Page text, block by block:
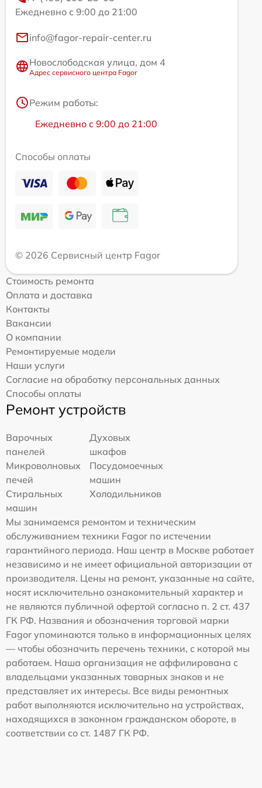
Ежедневно с 9:00 до 21:00
info@fagor-repair-center.ru
Новослободская улица, дом 4
Адрес сервисного центра Fagor
Режим работы:
Ежедневно с 9:00 до 21:00
Способы оплаты
© 2026 Сервисный центр Fagor
Стоимость ремонта
Оплата и доставка
Контакты
Вакансии
О компании
Ремонтируемые модели
Наши услуги
Согласие на обработку персональных данных
Способы оплаты
Ремонт устройств
Варочных
панелей
Духовых
шкафов
Микроволновых
печей
Посудомоечных
машин
Стиральных
машин
Холодильников
Мы занимаемся ремонтом и техническим
обслуживанием техники Fagor по истечении
гарантийного периода. Наш центр в Москве работает
независимо и не имеет официальной авторизации от
производителя. Цены на ремонт, указанные на сайте,
носят исключительно ознакомительный характер и
не являются публичной офертой согласно п. 2 ст. 437
ГК РФ. Названия и обозначения торговой марки
Fagor упоминаются только в информационных целях
— чтобы обозначить перечень техники, с которой мы
работаем. Наша организация не аффилирована с
владельцами указанных товарных знаков и не
представляет их интересы. Все виды ремонтных
работ выполняются исключительно на устройствах,
находящихся в законном гражданском обороте, в
соответствии со ст. 1487 ГК РФ.